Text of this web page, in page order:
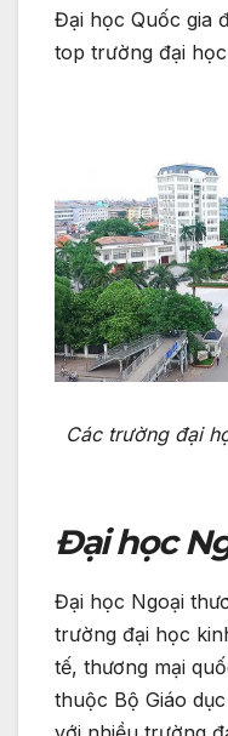
Đại học Quốc gia
top trường đại
Các trường đại
Đại học
Đại học Ngoại
trường đại học
tế, thương mại
thuộc Bộ Giáo